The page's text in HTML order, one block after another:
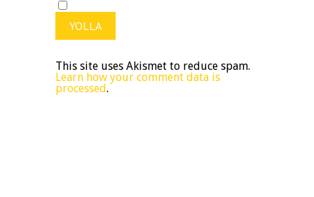
This site uses Akismet to reduce spam.
Learn how your comment data is
processed.